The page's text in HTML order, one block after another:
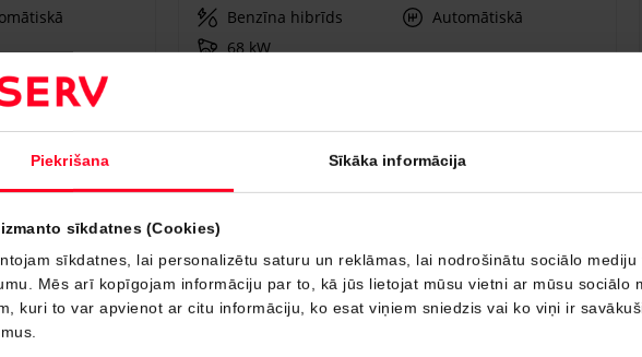
Piekrišana Sīkāka informācija
sīkdatnes (Cookies)
sīkdatnes, lai personalizētu saturu un reklāmas, lai nodrošinātu sociālo mediju
Mēs arī kopīgojam informāciju par to, kā jūs lietojat mūsu vietni ar mūsu sociālo
kuri to var apvienot ar citu informāciju, ko esat viņiem sniedzis vai ko viņi ir
salīdzināšanai
Benzīna hibrīds
Automātiskā
68 kW
Drīzumā Drīzumā